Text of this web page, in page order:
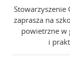
Stowarzyszenie
zaprasza na
powietrzne w
i